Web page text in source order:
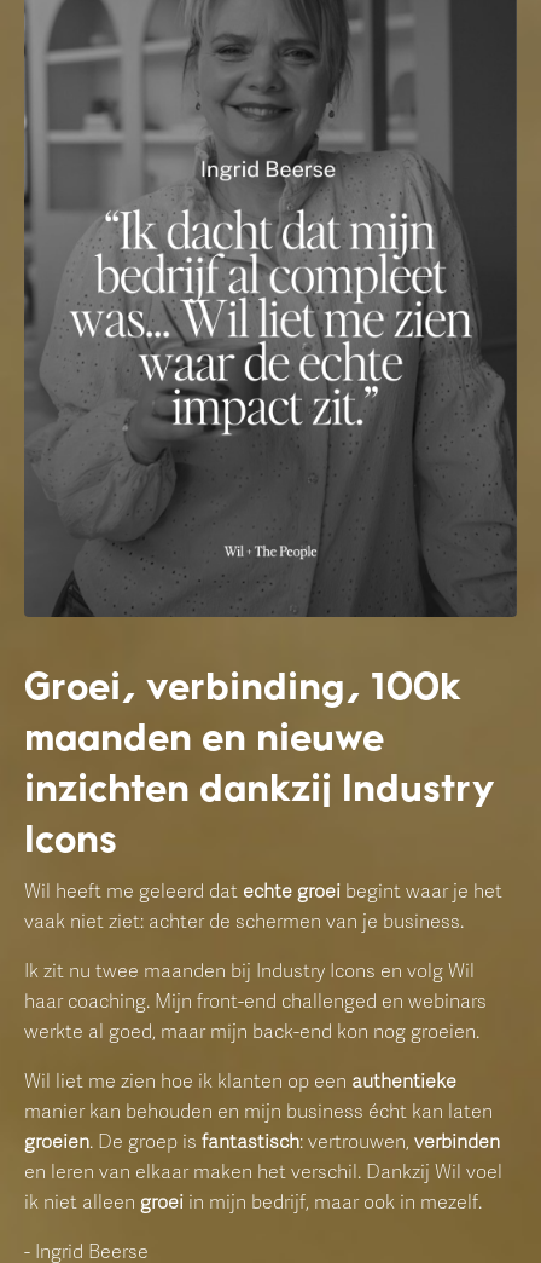
Groei, verbinding, 100k
maanden en nieuwe
inzichten dankzij Industry
Icons
Wil heeft me geleerd dat echte groei begint waar je het
vaak niet ziet: achter de schermen van je business.
Ik zit nu twee maanden bij Industry Icons en volg Wil
haar coaching. Mijn front-end challenged en webinars
werkte al goed, maar mijn back-end kon nog groeien.
Wil liet me zien hoe ik klanten op een authentieke
manier kan behouden en mijn business écht kan laten
groeien. De groep is fantastisch: vertrouwen, verbinden
en leren van elkaar maken het verschil. Dankzij Wil voel
ik niet alleen groei in mijn bedrijf, maar ook in mezelf.
- Ingrid Beerse